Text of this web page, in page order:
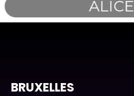
ALICE
BRUXELLES